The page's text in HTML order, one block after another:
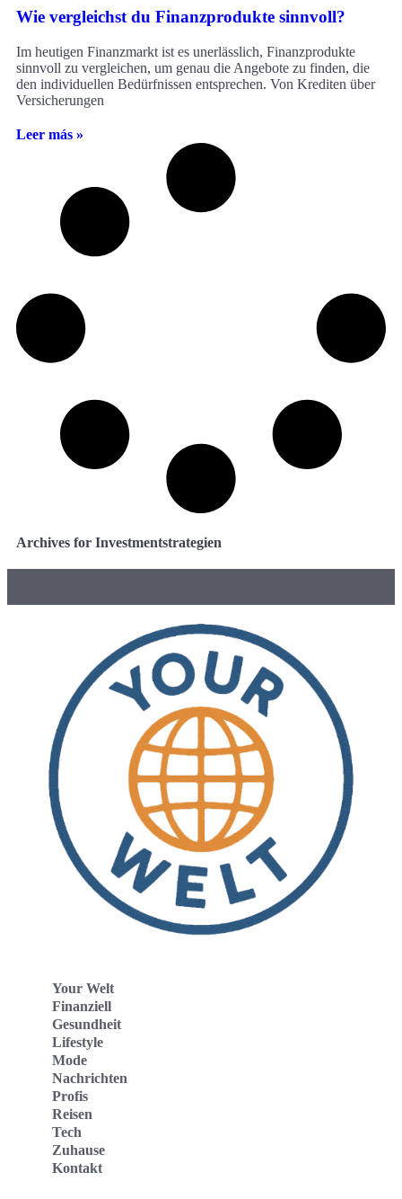
Wie vergleichst du Finanzprodukte sinnvoll?
Im heutigen Finanzmarkt ist es unerlässlich, Finanzprodukte
sinnvoll zu vergleichen, um genau die Angebote zu finden, die
den individuellen Bedürfnissen entsprechen. Von Krediten über
Versicherungen
Leer más »
Archives for Investmentstrategien
Your Welt
Finanziell
Gesundheit
Lifestyle
Mode
Nachrichten
Profis
Reisen
Tech
Zuhause
Kontakt